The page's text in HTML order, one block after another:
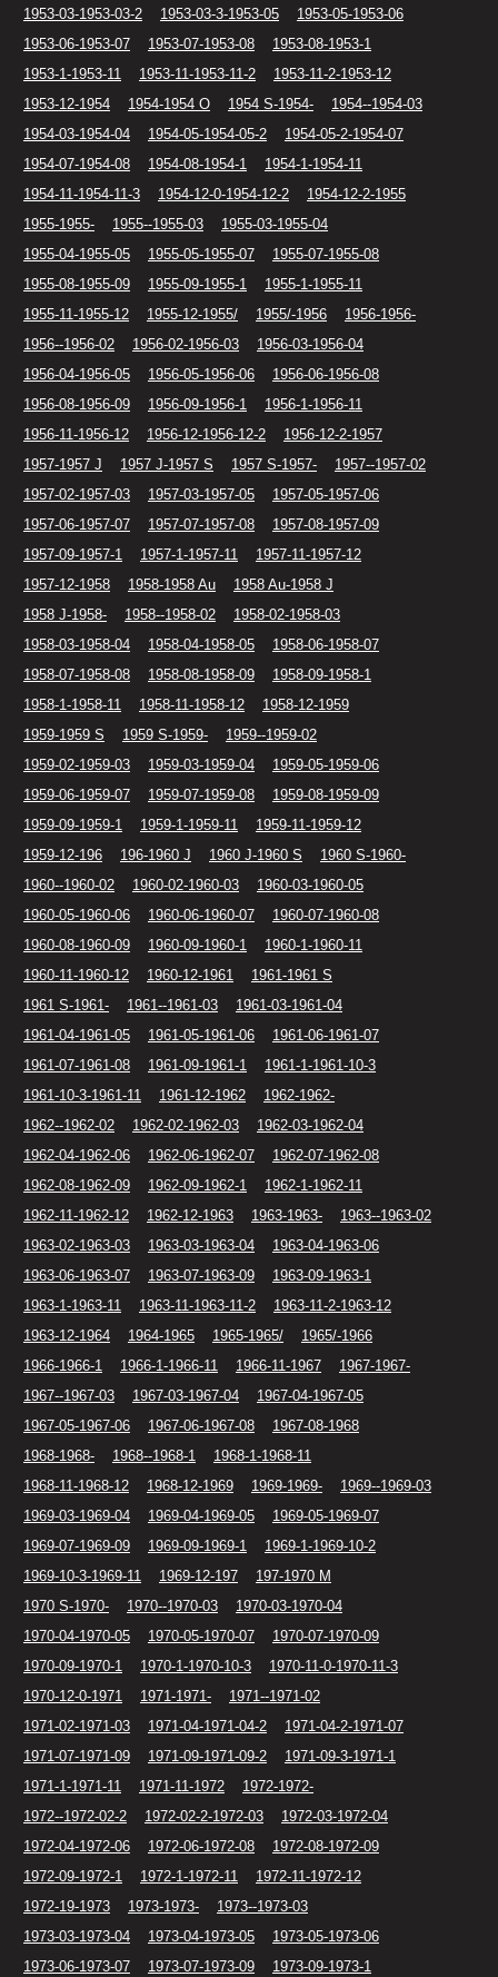
1953-03-1953-03-2 1953-03-3-1953-05
1953-05-1953-06
1953-06-1953-07
1953-07-1953-08
1953-08-1953-1
1953-1-1953-11
1953-11-1953-11-2
1953-11-2-1953-12
1953-12-1954
1954-1954 O 1954 S-1954-
1954--1954-03
1954-03-1954-04
1954-05-1954-05-2
1954-05-2-1954-07
1954-07-1954-08
1954-08-1954-1
1954-1-1954-11
1954-11-1954-11-3
1954-12-0-1954-12-2
1954-12-2-1955
1955-1955-
1955--1955-03
1955-03-1955-04
1955-04-1955-05
1955-05-1955-07
1955-07-1955-08
1955-08-1955-09
1955-09-1955-1
1955-1-1955-11
1955-11-1955-12
1955-12-1955/ 1955/-1956
1956-1956-
1956--1956-02
1956-02-1956-03
1956-03-1956-04
1956-04-1956-05
1956-05-1956-06
1956-06-1956-08
1956-08-1956-09
1956-09-1956-1
1956-1-1956-11
1956-11-1956-12
1956-12-1956-12-2
1956-12-2-1957
1957-1957 J
1957 J-1957 S 1957 S-1957-
1957--1957-02
1957-02-1957-03
1957-03-1957-05
1957-05-1957-06
1957-06-1957-07
1957-07-1957-08
1957-08-1957-09
1957-09-1957-1
1957-1-1957-11
1957-11-1957-12
1957-12-1958
1958-1958 Au
1958 Au-1958 J
1958 J-1958-
1958--1958-02
1958-02-1958-03
1958-03-1958-04
1958-04-1958-05
1958-06-1958-07
1958-07-1958-08
1958-08-1958-09
1958-09-1958-1
1958-1-1958-11
1958-11-1958-12
1958-12-1959
1959-1959 S
1959 S-1959-
1959--1959-02
1959-02-1959-03
1959-03-1959-04
1959-05-1959-06
1959-06-1959-07
1959-07-1959-08
1959-08-1959-09
1959-09-1959-1
1959-1-1959-11
1959-11-1959-12
1959-12-196
196-1960 J 1960 J-1960 S
1960 S-1960-
1960--1960-02
1960-02-1960-03
1960-03-1960-05
1960-05-1960-06
1960-06-1960-07
1960-07-1960-08
1960-08-1960-09
1960-09-1960-1
1960-1-1960-11
1960-11-1960-12
1960-12-1961
1961-1961 S
1961 S-1961-
1961--1961-03
1961-03-1961-04
1961-04-1961-05
1961-05-1961-06
1961-06-1961-07
1961-07-1961-08
1961-09-1961-1
1961-1-1961-10-3
1961-10-3-1961-11
1961-12-1962
1962-1962-
1962--1962-02
1962-02-1962-03
1962-03-1962-04
1962-04-1962-06
1962-06-1962-07
1962-07-1962-08
1962-08-1962-09
1962-09-1962-1
1962-1-1962-11
1962-11-1962-12
1962-12-1963 1963-1963-
1963--1963-02
1963-02-1963-03
1963-03-1963-04
1963-04-1963-06
1963-06-1963-07
1963-07-1963-09
1963-09-1963-1
1963-1-1963-11
1963-11-1963-11-2
1963-11-2-1963-12
1963-12-1964
1964-1965 1965-1965/
1965/-1966
1966-1966-1
1966-1-1966-11 1966-11-1967
1967-1967-
1967--1967-03
1967-03-1967-04
1967-04-1967-05
1967-05-1967-06
1967-06-1967-08
1967-08-1968
1968-1968-
1968--1968-1
1968-1-1968-11
1968-11-1968-12
1968-12-1969 1969-1969-
1969--1969-03
1969-03-1969-04
1969-04-1969-05
1969-05-1969-07
1969-07-1969-09
1969-09-1969-1
1969-1-1969-10-2
1969-10-3-1969-11
1969-12-197
197-1970 M
1970 S-1970-
1970--1970-03
1970-03-1970-04
1970-04-1970-05
1970-05-1970-07
1970-07-1970-09
1970-09-1970-1
1970-1-1970-10-3
1970-11-0-1970-11-3
1970-12-0-1971
1971-1971-
1971--1971-02
1971-02-1971-03
1971-04-1971-04-2
1971-04-2-1971-07
1971-07-1971-09
1971-09-1971-09-2
1971-09-3-1971-1
1971-1-1971-11
1971-11-1972
1972-1972-
1972--1972-02-2
1972-02-2-1972-03
1972-03-1972-04
1972-04-1972-06
1972-06-1972-08
1972-08-1972-09
1972-09-1972-1
1972-1-1972-11
1972-11-1972-12
1972-19-1973
1973-1973-
1973--1973-03
1973-03-1973-04
1973-04-1973-05
1973-05-1973-06
1973-06-1973-07
1973-07-1973-09
1973-09-1973-1